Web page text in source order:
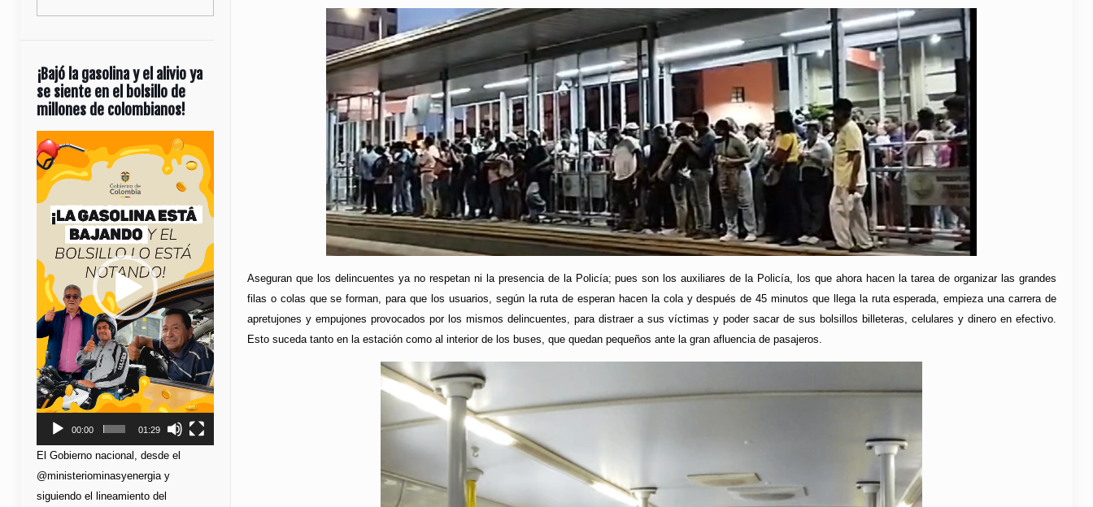
Aseguran que los delincuentes ya no respetan ni la presencia de la Policía; pues son los auxiliares de la Policía, los que ahora hacen la tarea de organizar las grandes
filas o colas que se forman, para que los usuarios, según la ruta de esperan hacen la cola y después de 45 minutos que llega la ruta esperada, empieza una carrera de
apretujones y empujones provocados por los mismos delincuentes, para distraer a sus víctimas y poder sacar de sus bolsillos billeteras, celulares y dinero en efectivo.
Esto suceda tanto en la estación como al interior de los buses, que quedan pequeños ante la gran afluencia de pasajeros.
¡Bajó la gasolina y el alivio ya
se siente en el bolsillo de
millones de colombianos!
Reproductor
de
vídeo
00:00 01:29
El Gobierno nacional, desde el
@ministeriominasyenergia y
siguiendo el lineamiento del